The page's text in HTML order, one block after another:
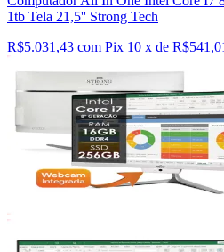
1tb Tela 21,5'' Strong Tech
R$5.031,43 com Pix 10 x de